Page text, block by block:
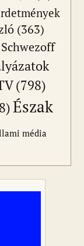
(363)
(798)
Észak
média